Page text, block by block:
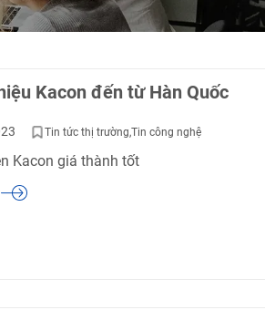
Kacon đến từ Hàn Quốc
Tin tức thị trường Tin công nghệ
Kacon giá thành tốt